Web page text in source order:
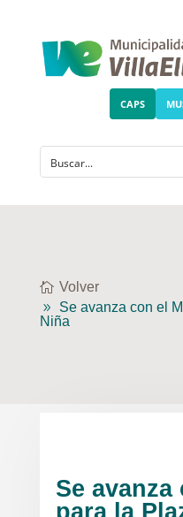
CAPS
Volver
Se avanza con el
Niña
Se avanza
para la